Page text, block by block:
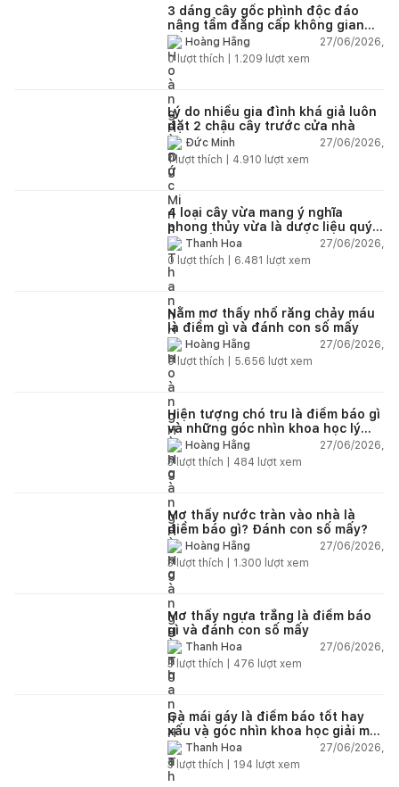
3 dáng cây gốc phình độc đáo
nâng tầm đẳng cấp không gian
sốngHoàng Hằng
27/06/2026,
0lượt thích | 1.209 lượt xem
Lý do nhiều gia đình khá giả luôn
đặt 2 chậu cây trước cửa nhà
Đức Minh
27/06/2026,
1lượt thích | 4.910 lượt xem
4 loại cây vừa mang ý nghĩa
phong thủy vừa là dược liệu quý
nên trồng trong nhà
Thanh Hoa
27/06/2026,
0 lượt thích | 6.481 lượt xem
Nằm mơ thấy nhổ răng chảy máu
là điềm gì và đánh con số mấy
Hoàng Hằng
27/06/2026,
0lượt thích | 5.656 lượt xem
Hiện tượng chó tru là điềm báo gì
và những góc nhìn khoa học lý
giảiHoàng Hằng
27/06/2026,
3lượt thích | 484 lượt xem
Mơ thấy nước tràn vào nhà là
điềm báo gì? Đánh con số mấy?
Hoàng Hằng
27/06/2026,
3lượt thích | 1.300 lượt xem
Mơ thấy ngựa trắng là điềm báo
gì và đánh con số mấy
Thanh Hoa
27/06/2026,
3lượt thích | 476 lượt xem
Gà mái gáy là điềm báo tốt hay
xấu và góc nhìn khoa học giải mã
chi tiết
Thanh Hoa
27/06/2026,
3lượt thích | 194 lượt xem